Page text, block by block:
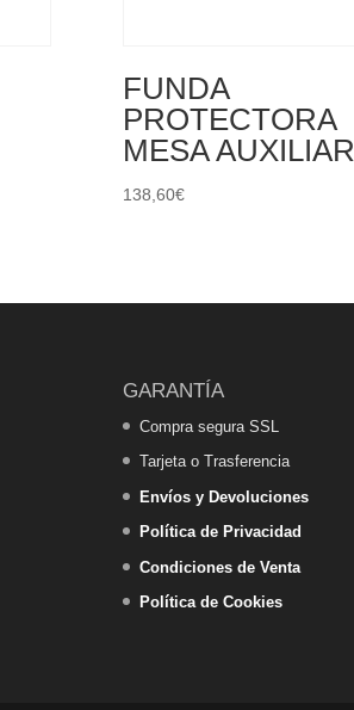
FUNDA
PROTECTORA
MESA AUXILIAR
138,60€
GARANTÍA
Compra segura SSL
Tarjeta o Trasferencia
Envíos y Devoluciones
Política de Privacidad
Condiciones de Venta
Política de Cookies